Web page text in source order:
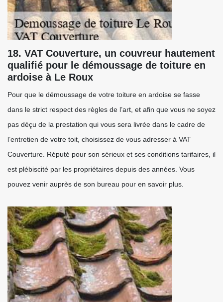
18. VAT Couverture, un couvreur hautement
qualifié pour le démoussage de toiture en
ardoise à Le Roux
Pour que le démoussage de votre toiture en ardoise se fasse
dans le strict respect des règles de l’art, et afin que vous ne soyez
pas déçu de la prestation qui vous sera livrée dans le cadre de
l’entretien de votre toit, choisissez de vous adresser à VAT
Couverture. Réputé pour son sérieux et ses conditions tarifaires, il
est plébiscité par les propriétaires depuis des années. Vous
pouvez venir auprès de son bureau pour en savoir plus.